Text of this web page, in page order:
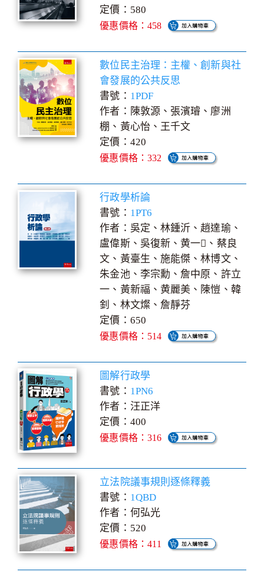
定價：580
優惠價格：458
數位民主治理：主權、創新與社
會發展的公共反思
書號： 1PDF
作者：陳敦源、張濱璿、廖洲
棚、黃心怡、王千文
定價：420
優惠價格：332
行政學析論
書號： 1PT6
作者：吳定、林鍾沂、趙達瑜、
盧偉斯、吳復新、黄一、蔡良
文、黃臺生、施能傑、林博文、
朱金池、李宗勳、詹中原、許立
一、黃新福、黄麗美、陳愷、韓
釗、林文燦、詹靜芬
定價：650
優惠價格：514
圖解行政學
書號： 1PN6
作者：汪正洋
定價：400
優惠價格：316
立法院議事規則逐條釋義
書號： 1QBD
作者：何弘光
定價：520
優惠價格：411